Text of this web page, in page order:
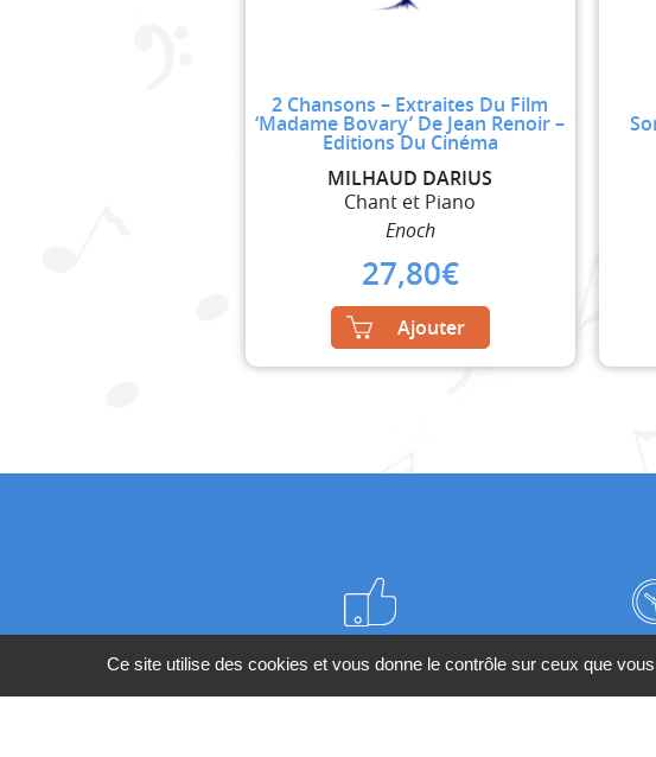
2 Chansons – Extraites Du Film
‘Madame Bovary’ De Jean Renoir –
Editions Du Cinéma
MILHAUD DARIUS
Chant et Piano
Enoch
27,80€
Ajouter
Meilleurs prix du web
Ce site utilise des cookies et vous donne le contrôle sur ceux que